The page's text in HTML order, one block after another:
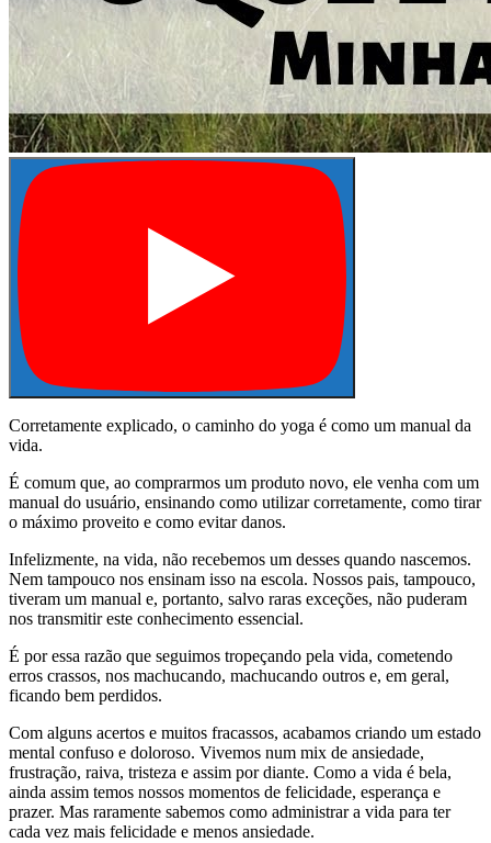
Corretamente explicado, o caminho do yoga é como um manual da
vida.
É comum que, ao comprarmos um produto novo, ele venha com um
manual do usuário, ensinando como utilizar corretamente, como tirar
o máximo proveito e como evitar danos.
Infelizmente, na vida, não recebemos um desses quando nascemos.
Nem tampouco nos ensinam isso na escola. Nossos pais, tampouco,
tiveram um manual e, portanto, salvo raras exceções, não puderam
nos transmitir este conhecimento essencial.
É por essa razão que seguimos tropeçando pela vida, cometendo
erros crassos, nos machucando, machucando outros e, em geral,
ficando bem perdidos.
Com alguns acertos e muitos fracassos, acabamos criando um estado
mental confuso e doloroso. Vivemos num mix de ansiedade,
frustração, raiva, tristeza e assim por diante. Como a vida é bela,
ainda assim temos nossos momentos de felicidade, esperança e
prazer. Mas raramente sabemos como administrar a vida para ter
cada vez mais felicidade e menos ansiedade.